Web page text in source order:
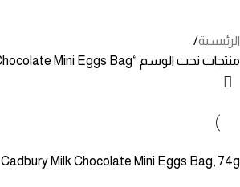
الرئيسية
منتجات تحت الوسم “Cadbury Milk Chocolate Mini Eggs Bag”
Cadbury Milk Chocolate Mini Eggs Bag, 74g